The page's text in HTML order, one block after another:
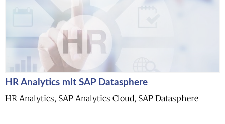
HR Analytics mit SAP Datasphere
HR Analytics, SAP Analytics Cloud, SAP Datasphere